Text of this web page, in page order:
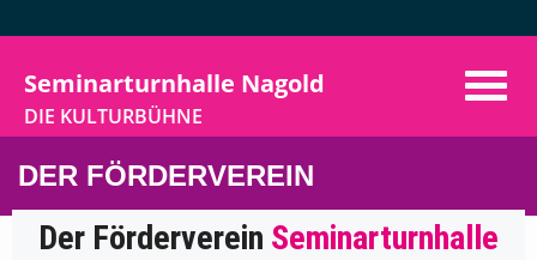
Seminarturnhalle Nagold
DIE KULTURBÜHNE
Home
Programm
DER FÖRDERVEREIN
Der Förderverein Seminarturnhalle